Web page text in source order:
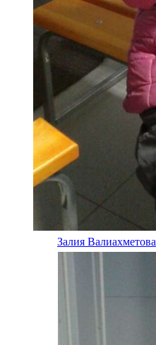
Залия Валиахметова